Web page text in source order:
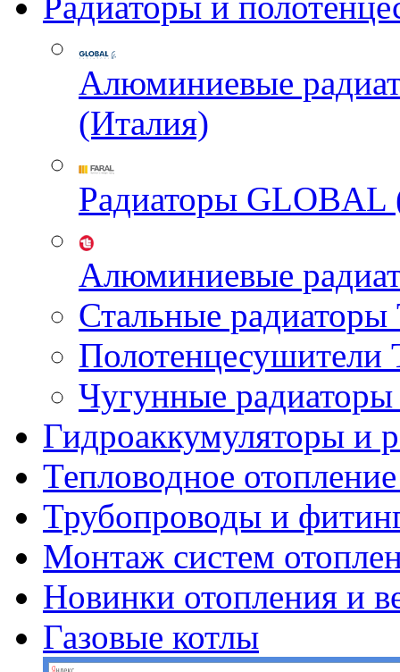
Алюминиевые
(Италия)
Радиаторы GLOBAL
Алюминиевые
Стальные
Чугунные
Гидроаккумуляторы и
Тепловодное
Трубопроводы и
Монтаж систем
Новинки отопления и
Газовые котлы